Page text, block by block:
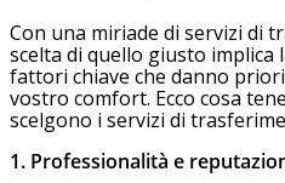
Con una miriade di servizi di
scelta di quello giusto implica
fattori chiave che danno
vostro comfort. Ecco cosa
scelgono i servizi di
1. Professionalità e